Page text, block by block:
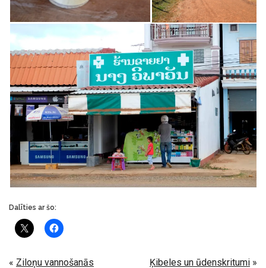
Dalīties ar šo:
« Ziloņu vannošanās Ķibeles un ūdenskritumi »